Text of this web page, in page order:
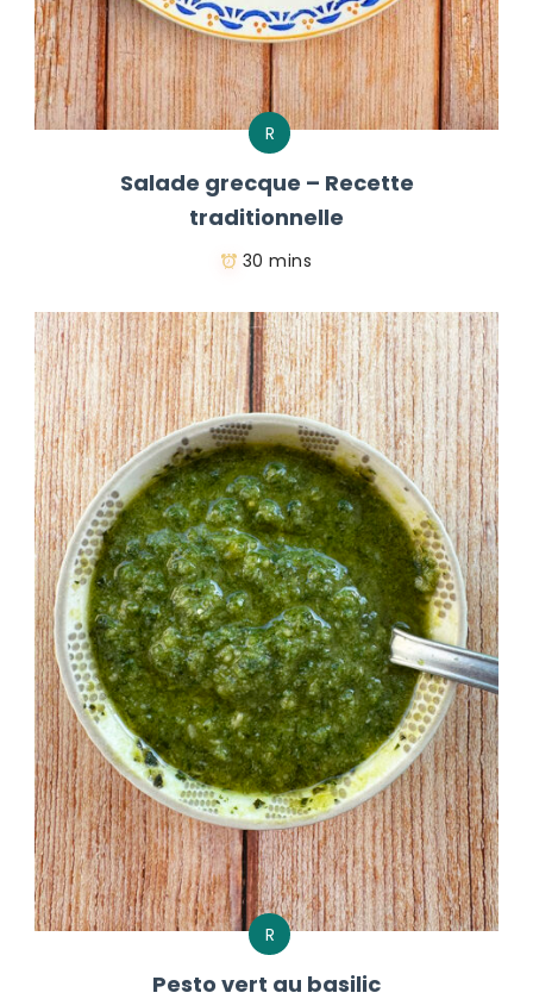
R
Salade grecque – Recette
traditionnelle
30 mins
R
Pesto vert au basilic